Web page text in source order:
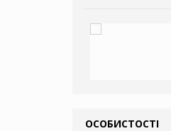
ОСОБИСТОСТІ